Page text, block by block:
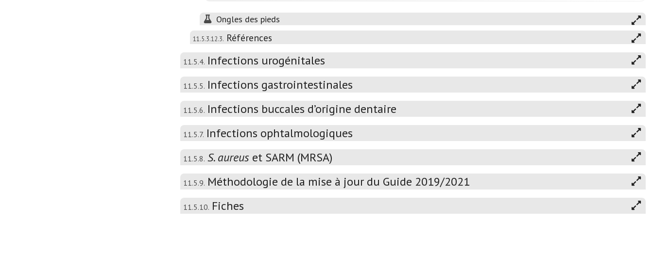
Ongles des pieds
11.5.3.12.3. Références
11.5.4. Infections urogénitales
11.5.5. Infections gastrointestinales
11.5.6. Infections buccales d’origine dentaire
11.5.7. Infections ophtalmologiques
11.5.8. S. aureus et SARM (MRSA)
11.5.9. Méthodologie de la mise à jour du Guide 2019/2021
11.5.10. Fiches